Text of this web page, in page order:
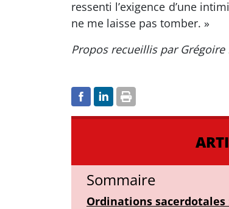
ressenti l’exigence d’une
ne me laisse pas tomber. »
Propos recueillis par Grégoire
Sommaire
Ordinations sacerdotales